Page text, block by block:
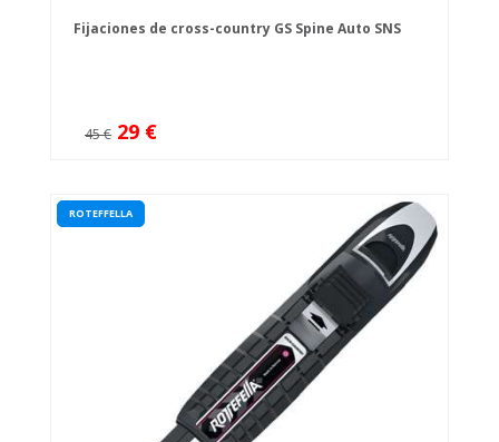
Fijaciones de cross-country GS Spine Auto SNS
45 € 29 €
ROTEFFELLA